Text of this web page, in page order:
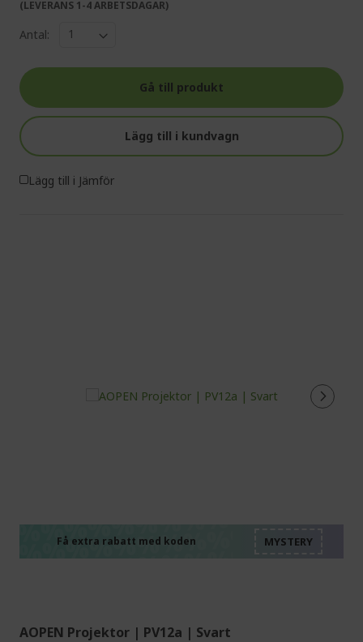
(LEVERANS 1-4 ARBETSDAGAR)
Antal:
Gå till produkt
Lägg till i kundvagn
Lägg till i Jämför
Få extra rabatt med koden
AOPEN Projektor | PV12a | Svart